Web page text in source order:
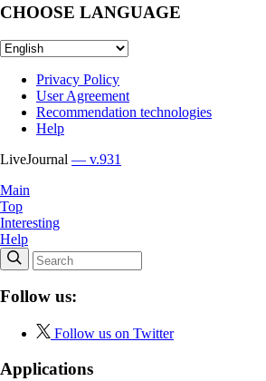
CHOOSE LANGUAGE
Privacy Policy
User Agreement
Recommendation technologies
Help
LiveJournal — v.931
Main
Top
Interesting
Help
Follow us:
Follow us on Twitter
Applications